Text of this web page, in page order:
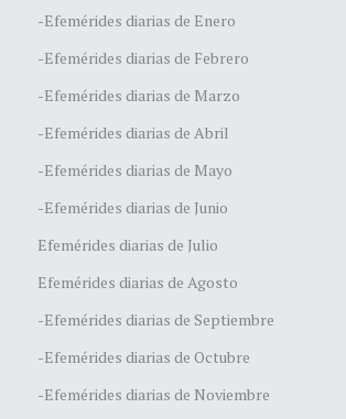
-Efemérides diarias de Enero
-Efemérides diarias de Febrero
-Efemérides diarias de Marzo
-Efemérides diarias de Abril
-Efemérides diarias de Mayo
-Efemérides diarias de Junio
Efemérides diarias de Julio
Efemérides diarias de Agosto
-Efemérides diarias de Septiembre
-Efemérides diarias de Octubre
-Efemérides diarias de Noviembre